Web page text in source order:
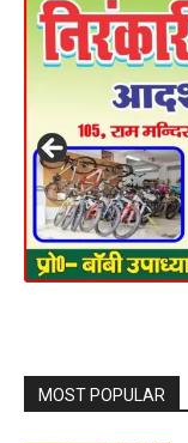
MOST POPULAR